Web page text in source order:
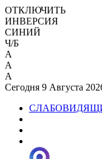
ОТКЛЮЧИТЬ
ИНВЕРСИЯ
СИНИЙ
Ч/Б
A
A
A
Сегодня 9 Августа